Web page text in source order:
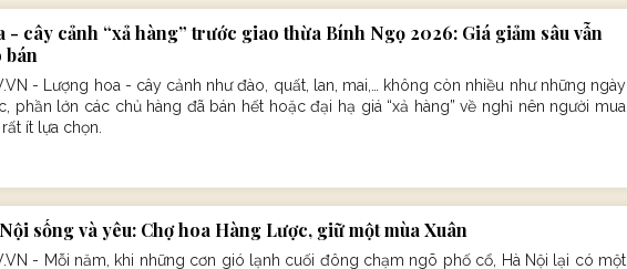
- cây cảnh “xả hàng” trước giao thừa Bính Ngọ 2026: Giá giảm sâu vẫn
bán
- Lượng hoa - cây cảnh như đào, quất, lan, mai,… không còn nhiều như những ngày
phần lớn các chủ hàng đã bán hết hoặc đại hạ giá “xả hàng” về nghỉ nên người mua
ít lựa chọn.
sống và yêu: Chợ hoa Hàng Lược, giữ một mùa Xuân
- Mỗi năm, khi những cơn gió lạnh cuối đông chạm ngõ phố cổ, Hà Nội lại có một